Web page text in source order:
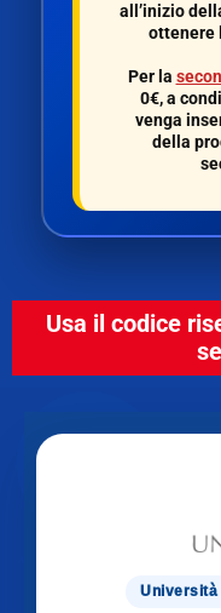
all’inizio
ottenere
Per la
0€, a
venga
della
Usa il codice
Università